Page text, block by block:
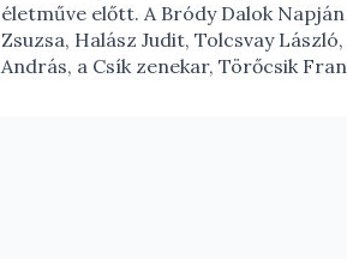
életműve előtt. A Bródy Dalok
Zsuzsa, Halász Judit, Tolcsvay
András, a Csík zenekar, Törőcsik